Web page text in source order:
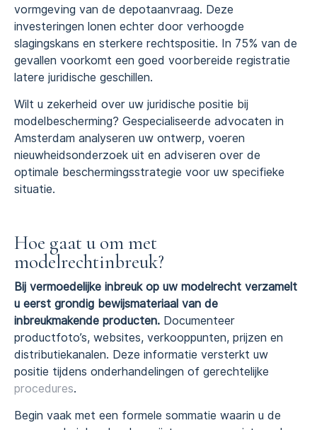
vormgeving van de depotaanvraag. Deze
investeringen lonen echter door verhoogde
slagingskans en sterkere rechtspositie. In 75% van de
gevallen voorkomt een goed voorbereide registratie
latere juridische geschillen.
Wilt u zekerheid over uw juridische positie bij
modelbescherming? Gespecialiseerde advocaten in
Amsterdam analyseren uw ontwerp, voeren
nieuwheidsonderzoek uit en adviseren over de
optimale beschermingsstrategie voor uw specifieke
situatie.
Hoe gaat u om met
modelrechtinbreuk?
Bij vermoedelijke inbreuk op uw modelrecht verzamelt
u eerst grondig bewijsmateriaal van de
inbreukmakende producten. Documenteer
productfoto’s, websites, verkooppunten, prijzen en
distributiekanalen. Deze informatie versterkt uw
positie tijdens onderhandelingen of gerechtelijke
procedures.
Begin vaak met een formele sommatie waarin u de